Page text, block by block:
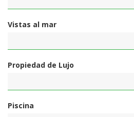
Vistas al mar
Propiedad de Lujo
Piscina